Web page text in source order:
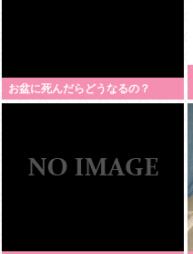
お盆に死んだらどうなるの？